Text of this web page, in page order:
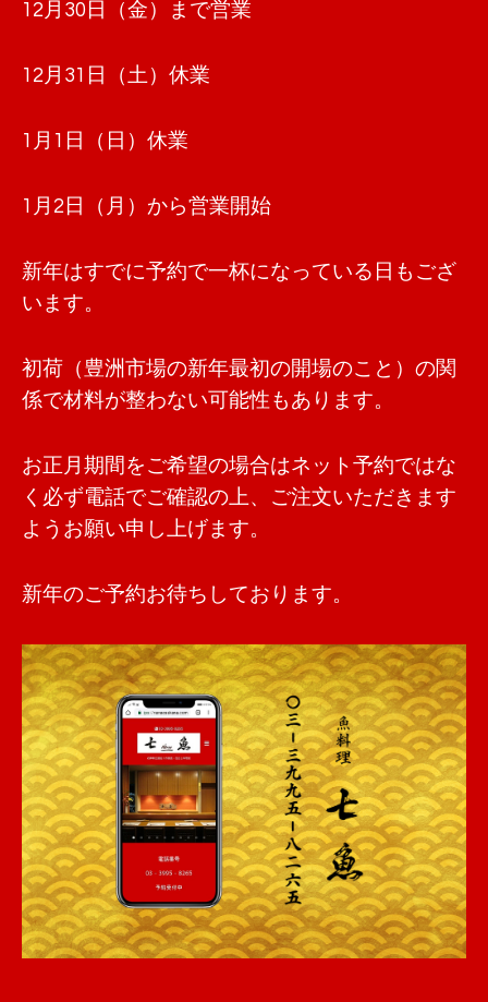
12月30日（金）まで営業
12月31日（土）休業
1月1日（日）休業
1月2日（月）から営業開始
新年はすでに予約で一杯になっている日もござ
います。
初荷（豊洲市場の新年最初の開場のこと）の関
係で材料が整わない可能性もあります。
お正月期間をご希望の場合はネット予約ではな
く必ず電話でご確認の上、ご注文いただきます
ようお願い申し上げます。
新年のご予約お待ちしております。